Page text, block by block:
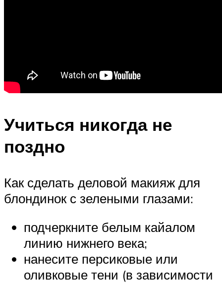
Учиться никогда не
поздно
Как сделать деловой макияж для
блондинок с зелеными глазами:
подчеркните белым кайалом
линию нижнего века;
нанесите персиковые или
оливковые тени (в зависимости